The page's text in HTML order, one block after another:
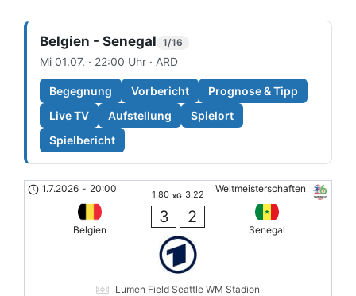
Belgien - Senegal 1/16
Mi 01.07. · 22:00 Uhr · ARD
Begegnung Vorbericht
Prognose & Tipp
Live TV
Aufstellung
Spielort
Spielbericht
Weltmeisterschaften
1.7.2026 - 20:00
Belgien
1.80 xG 3.22
3 2
Senegal
Lumen Field Seattle WM Stadion